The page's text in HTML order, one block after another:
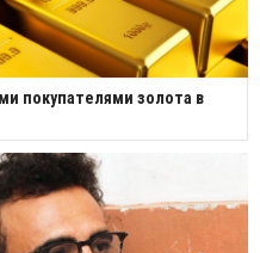
покупателями золота в